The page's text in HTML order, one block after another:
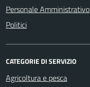
Personale Amministrativo
Politici
CATEGORIE DI SERVIZIO
Agricoltura e pesca